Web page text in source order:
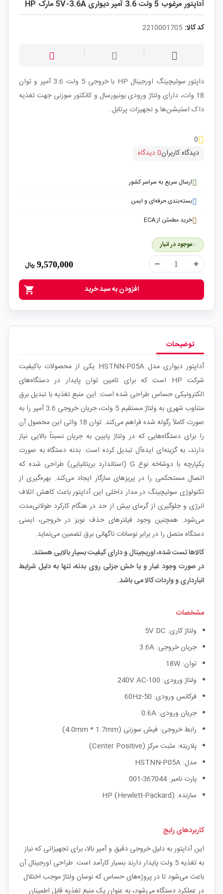
آداپتور مرغوب 5 ولت 3.6 آمپر دیواری 5V-3.6A مارک HP
کد کالا: 2210001705
داپتور سوئیچینگ اورجینال HP با خروجی 5 ولت 3.6 آمپر و توان
18 وات، دارای ولتاژ ورودی یونیورسال و کانکتور سوزنی جهت تغذیه
داک‌ استیشن‌ها و تجهیزات پرتابل.
0
دیدگاه کاربران0 دیدگاه
ارسال سریع به سراسر کشور
بسته‌بندی حرفه‌ای و ایمن
خرید مطمئن از ECA
موجود در انبار
remove add
9,570,000 ریال
shopping_cart افزودن به سبد خرید
توضیحات
آداپتور دیواری مدل HSTNN-P05A یکی از محصولات باکیفیت
شرکت HP است که برای تامین توان پایدار در دستگاه‌های
الکترونیکی حساس طراحی شده است. این منبع تغذیه با تبدیل برق
متناوب شهری به ولتاژ مستقیم 5 ولت، جریان خروجی 3.6 آمپر را به
صورت کاملاً رگوله شده فراهم می‌کند. توان 18 واتی این محصول آن
را برای دستگاه‌هایی که در ولتاژ پایین به جریان نسبتاً بالایی نیاز
دارند، به گزینه‌ای ایده‌آل تبدیل کرده است. بدنه دستگاه به صورت
یکپارچه با دوشاخه نوع G (استاندارد بریتانیایی) طراحی شده که
اتصال مستحکمی را در پریزهای سازگار ایجاد می‌کند. بهره‌گیری از
تکنولوژی سوئیچینگ در مدار داخلی این آداپتور باعث کاهش اتلاف
انرژی و جلوگیری از گرمای بیش از حد در هنگام کارکرد طولانی‌مدت
می‌شود. همچنین وجود فیلترهای حذف نویز در خروجی، ایمنی
دستگاه متصل را در برابر نوسانات ناگهانی برق تضمین می‌نماید.
کالاها تست شده، اوریجینال و دارای کیفیت بسیار بالایی هستند.
در صورت وجود غبار و یا خش جزئی روی بدنه، تنها به دلیل شرایط
انبارداری و واردات کالا می باشد.
مشخصات
ولتاژ کاری: 5V DC
جریان خروجی: 3.6A
توان: 18W
ولتاژ ورودی: 100-240V AC
فرکانس ورودی: 50-60Hz
جریان ورودی: 0.6A
رابط خروجی: فیش سوزنی (4.0mm * 1.7mm)
پلاریته: مثبت مرکز (Center Positive)
مدل: HSTNN-P05A
پارت نامبر: 367044-001
سازنده: HP (Hewlett-Packard)
کاربردهای رایج
این آداپتور به دلیل خروجی دقیق و آمپر بالا، برای تجهیزاتی که نیاز
به تغذیه 5 ولت پایدار دارند بسیار کارآمد است. طراحی اورجینال آن
باعث می‌شود تا در پروژه‌های حساس که نوسان ولتاژ موجب اختلال
در عملکرد دستگاه می‌شود، به عنوان یک منبع تغذیه قابل اطمینان